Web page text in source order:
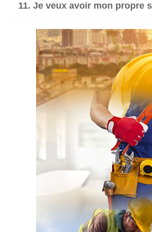
11. Je veux avoir mon propre